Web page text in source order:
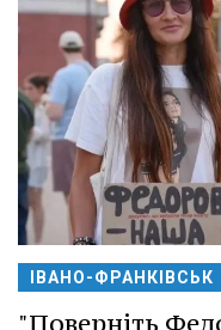
ІВАНО-ФРАНКІВСЬК
"Поверніть